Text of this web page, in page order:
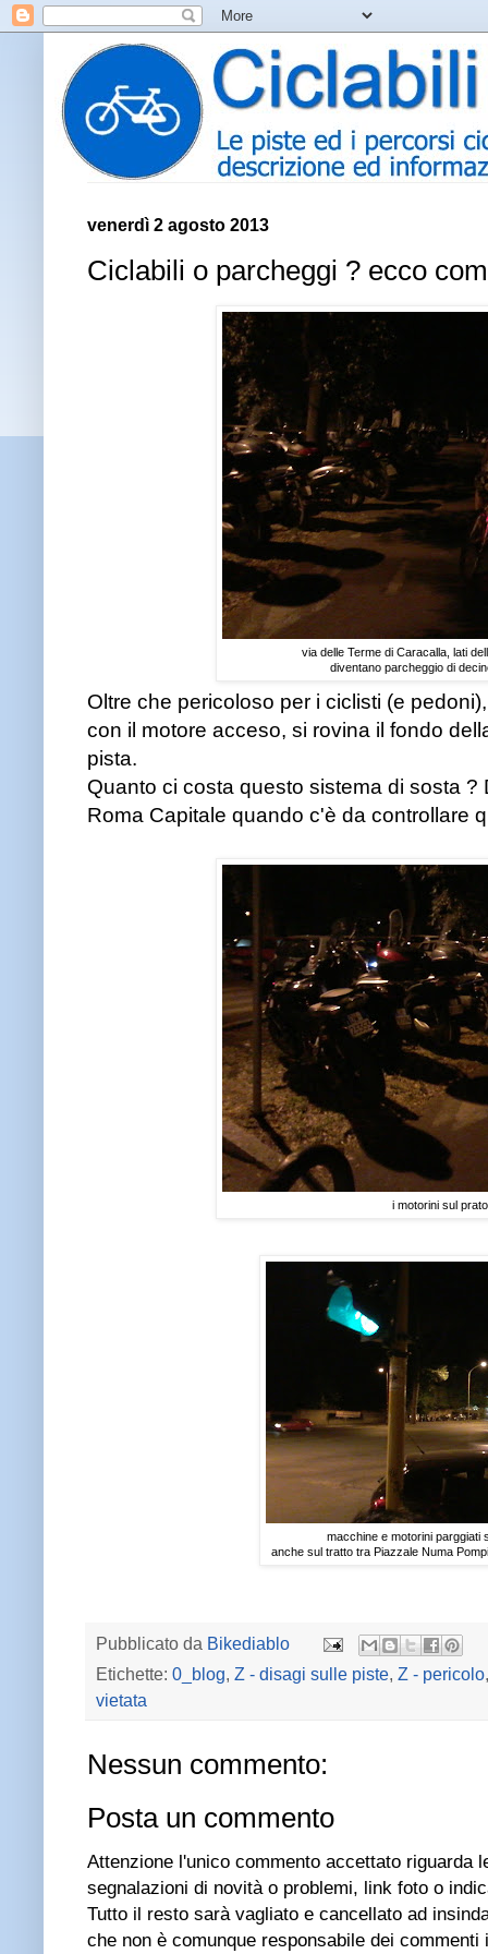
venerdì 2 agosto 2013
Ciclabili o parcheggi ? ecco
via delle Terme di Caracalla, lati
diventano parcheggio di
Oltre che pericoloso per i ciclisti (e
con il motore acceso, si rovina il fondo
pista.
Quanto ci costa questo sistema di sosta
Roma Capitale quando c'è da controllare
i motorini sul prato
macchine e motorini parggiati
anche sul tratto tra Piazzale Numa
Pubblicato da Bikediablo
Etichette: 0_blog, Z - disagi sulle piste, Z - pericolo
vietata
Nessun commento:
Posta un commento
Attenzione l'unico commento accettato riguarda
segnalazioni di novità o problemi, link foto o
Tutto il resto sarà vagliato e cancellato ad
che non è comunque responsabile dei commenti